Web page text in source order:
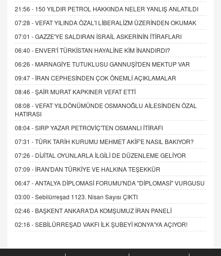
21:56 - 150 YILDIR PETROL HAKKINDA NELER YANLIŞ ANLATILDI
07:28 -VEFAT YILINDA ÖZAL'I LİBERALİZM ÜZERİNDEN OKUMAK
07:01 -GAZZE'YE SALDIRAN İSRAİL ASKERİNİN İTİRAFLARI
06:40 - ENVER'İ TÜRKİSTAN HAYALİNE KİM İNANDIRDI?
06:26 - MARNAGİYE TUTUKLUSU GANNUŞİ'DEN MEKTUP VAR
09:47 - İRAN CEPHESİNDEN ÇOK ÖNEMLİ AÇIKLAMALAR
08:46 -ŞAİR MURAT KAPKINER VEFAT ETTİ
08:08 -VEFAT YILDÖNÜMÜNDE OSMANOĞLU AİLESİNDEN ÖZAL
HATIRASI
08:04 -SIRP YAZAR PETROVİÇ'TEN OSMANLI İTİRAFI
07:31 -TÜRK TARİH KURUMU MEHMET AKİF'E NASIL BAKIYOR?
07:26 - DİJİTAL OYUNLARLA İLGİLİ DE DÜZENLEME GELİYOR
07:09 - İRAN'DAN TÜRKİYE VE HALKINA TEŞEKKÜR
06:47 -ANTALYA DİPLOMASİ FORUMU'NDA "DİPLOMASİ" VURGUSU
03:00 -Sebilürreşad 1123. Nisan Sayısı ÇIKTI
02:46 - BAŞKENT ANKARA'DA KOMŞUMUZ İRAN PANELİ
02:16 -SEBİLÜRREŞAD VAKFI İLK ŞUBEYİ KONYA'YA AÇIYOR!